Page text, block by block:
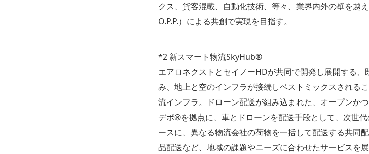
クス、貨客混載、自動化技術、等々、業界内外の壁を越
O.P.P.）による共創で実現を目指す。
*2 新スマート物流SkyHub®
エアロネクストとセイノーHDが共同で開発し展開する
み、地上と空のインフラが接続しベストミックスされる
流インフラ。ドローン配送が組み込まれた、オープンか
デポ®を拠点に、車とドローンを配送手段として、次世
ースに、異なる物流会社の荷物を一括して配送する共同
品配送など、地域の課題やニーズに合わせたサービスを展